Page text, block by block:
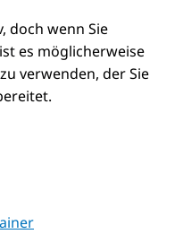
doch wenn Sie
es möglicherweise
zu verwenden, der Sie